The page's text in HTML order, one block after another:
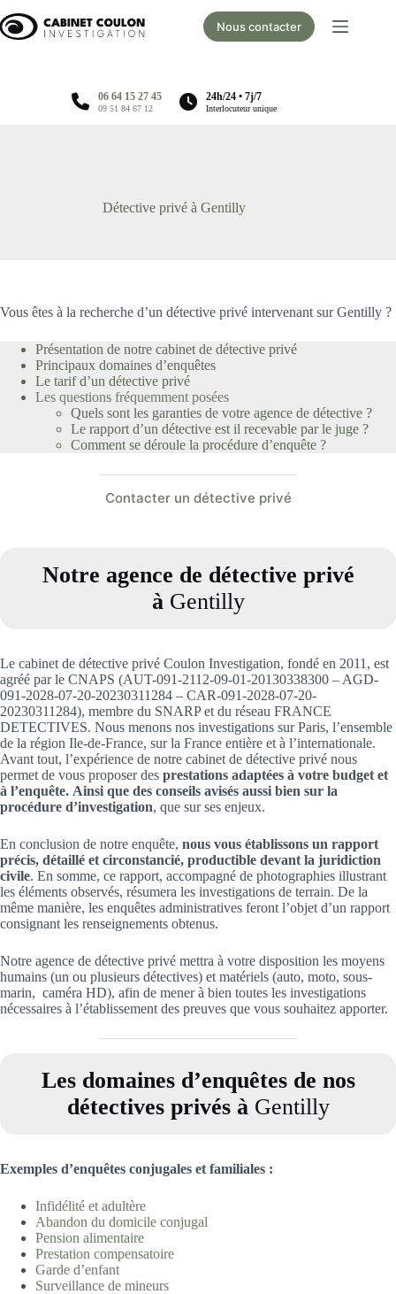
au
contenu
Nous contacter
06 64 15 27 45
09 51 84 67 12
24h/24 • 7j/7
Interlocuteur unique
Détective privé à Gentilly
Vous êtes à la recherche d’un détective privé intervenant sur Gentilly ?
Présentation de notre cabinet de détective privé
Principaux domaines d’enquêtes
Le tarif d’un détective privé
Les questions fréquemment posées
Quels sont les garanties de votre agence de détective ?
Le rapport d’un détective est il recevable par le juge ?
Comment se déroule la procédure d’enquête ?
Contacter un détective privé
Notre agence de détective privé
à Gentilly
Le cabinet de détective privé Coulon Investigation, fondé en 2011, est
agréé par le CNAPS (AUT-091-2112-09-01-20130338300 – AGD-
091-2028-07-20-20230311284 – CAR-091-2028-07-20-
20230311284), membre du SNARP et du réseau FRANCE
DETECTIVES. Nous menons nos investigations sur Paris, l’ensemble
de la région Ile-de-France, sur la France entière et à l’internationale.
Avant tout, l’expérience de notre cabinet de détective privé nous
permet de vous proposer des prestations adaptées à votre budget et
à l’enquête. Ainsi que des conseils avisés aussi bien sur la
procédure d’investigation, que sur ses enjeux.
En conclusion de notre enquête, nous vous établissons un rapport
précis, détaillé et circonstancié, productible devant la juridiction
civile. En somme, ce rapport, accompagné de photographies illustrant
les éléments observés, résumera les investigations de terrain. De la
même manière, les enquêtes administratives feront l’objet d’un rapport
consignant les renseignements obtenus.
Notre agence de détective privé mettra à votre disposition les moyens
humains (un ou plusieurs détectives) et matériels (auto, moto, sous-
marin, caméra HD), afin de mener à bien toutes les investigations
nécessaires à l’établissement des preuves que vous souhaitez apporter.
Les domaines d’enquêtes de nos
détectives privés à Gentilly
Exemples d’enquêtes conjugales et familiales :
Infidélité et adultère
Abandon du domicile conjugal
Pension alimentaire
Prestation compensatoire
Garde d’enfant
Surveillance de mineurs